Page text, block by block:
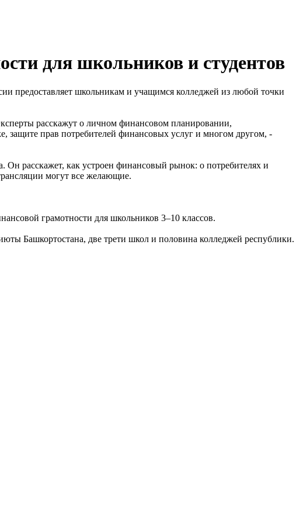
для школьников и студентов
предоставляет школьникам и учащимся колледжей из любой точки
расскажут о личном финансовом планировании,
защите прав потребителей финансовых услуг и многом другом, -
Он расскажет, как устроен финансовый рынок: о потребителях и
могут все желающие.
грамотности для школьников 3–10 классов.
Башкортостана, две трети школ и половина колледжей республики.